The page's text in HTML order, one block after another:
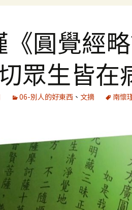
《圓覺經
眾生皆在
06-別人的好東西 、 文摘 南懷